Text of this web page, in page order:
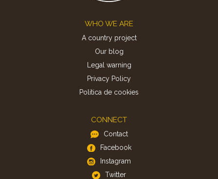
WHO WE ARE
A country project
Our blog
Legal warning
Privacy Policy
Politica de cookies
CONNECT
Contact
Facebook
Instagram
Twitter